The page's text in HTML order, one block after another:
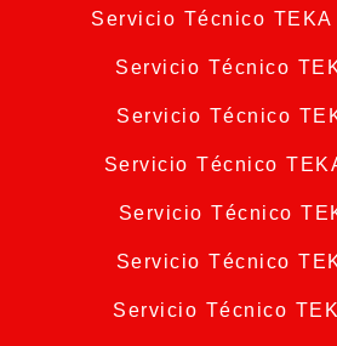
Servicio Técnico
Servicio Técnico
Servicio Técnico
Servicio Técnico
Servicio Técnico
Servicio Técnico
Servicio Técnico